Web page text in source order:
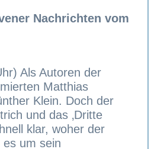
Nachrichten vom
Als Autoren der
Matthias
Klein. Doch der
und das ‚Dritte
klar, woher der
um sein